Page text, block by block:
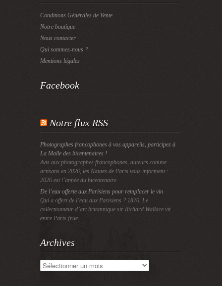
Conditions Générales de Vente
Notre boutique
Nous contacter
Qui sommes-nous ?
Mentions légales
Facebook
Notre flux RSS
Photographes francophones à vos appareils, participez à
La Malle des bicentenaires !
Avis aux photographes francophones, auteurs comme
artisans en 2026, les Nautes de Paris vous informent :
2026 est l’année du bicentenaire
De l’eau offerte aux Parisiens pour remplacer le vin
Qui a offert de l’eau aux Parisiens ? 1870, Le
collectionneur d’art britannique sir Richard Wallace vit
entre Paris (rue
Archives
Archives